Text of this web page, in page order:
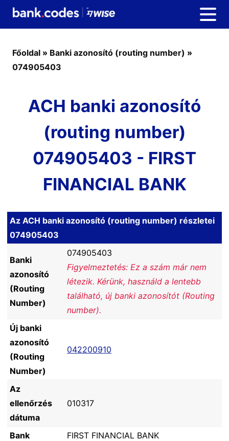
Főoldal » Banki azonosító (routing number) »
074905403
ACH banki azonosító
(routing number)
074905403 - FIRST
FINANCIAL BANK
Az ACH banki azonosító (routing number) részletei
074905403
Banki
azonosító
(Routing
Number)
074905403
Figyelmeztetés: Ez a szám már nem
létezik. Kérünk, használd a lentebb
található, új banki azonosítót (Routing
number).
Új banki
azonosító
(Routing
Number)
042200910
Az
ellenőrzés
dátuma
010317
Bank
FIRST FINANCIAL BANK